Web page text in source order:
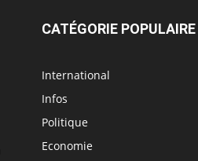
CATÉGORIE POPULAIRE
International
Infos
Politique
Economie